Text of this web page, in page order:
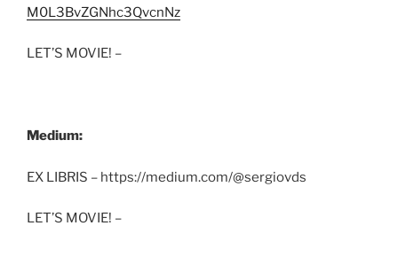
M0L3BvZGNhc3QvcnNz
LET’S MOVIE! –
Medium:
EX LIBRIS – https://medium.com/@sergiovds
LET’S MOVIE! –